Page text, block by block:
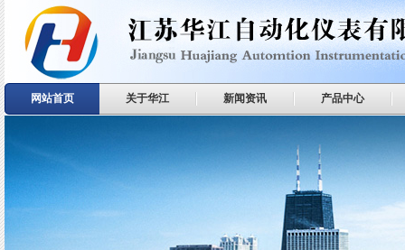
网站首页 关于华江 新闻资讯 产品中心